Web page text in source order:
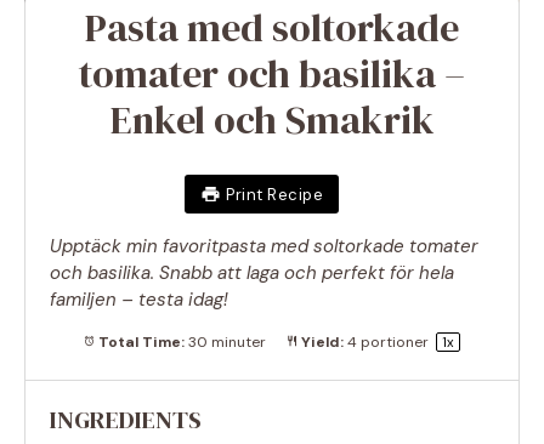
Pasta med soltorkade
tomater och basilika –
Enkel och Smakrik
Print Recipe
Upptäck min favoritpasta med soltorkade tomater
och basilika. Snabb att laga och perfekt för hela
familjen – testa idag!
Total Time: 30 minuter Yield: 4 portioner 1x
INGREDIENTS